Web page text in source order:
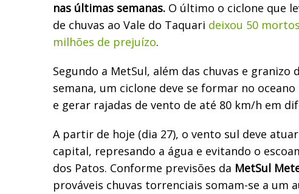
nas últimas semanas. O último o ciclone que
de chuvas ao Vale do Taquari deixou 50
milhões de prejuízo.
Segundo a MetSul, além das chuvas e granizo
semana, um ciclone deve se formar no
e gerar rajadas de vento de até 80 km/h em
A partir de hoje (dia 27), o vento sul deve
capital, represando a água e evitando o
dos Patos. Conforme previsões da MetSul
prováveis chuvas torrenciais somam-se a um